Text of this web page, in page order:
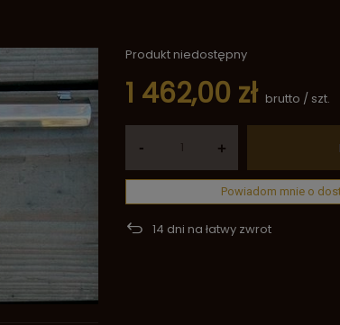
Produkt niedostępny
1 462,00 zł brutto / szt.
- +
Powiadom mnie o
14 dni na łatwy zwrot